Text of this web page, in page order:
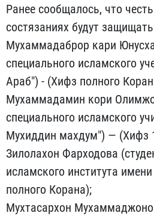
Ранее сообщалось, что
состязаниях будут
Мухаммадаброр кари
специального исламского
Араб") - (Хифз полного
Мухаммадамин кори
специального исламского
Мухиддин махдум") — (Хифз
Зилолахон Фарходова
исламского института
полного Корана);
Мухтасархон